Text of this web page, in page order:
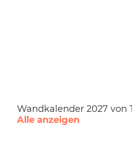
Wandkalender 2027 von
Alle anzeigen